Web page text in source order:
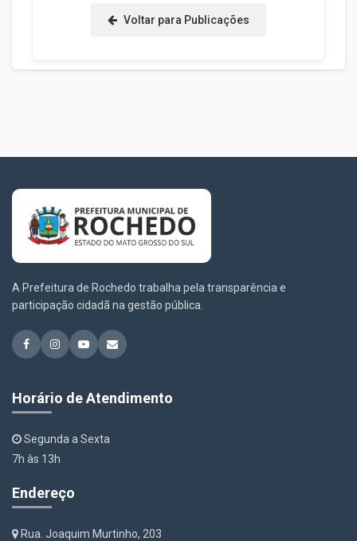
Voltar para Publicações
A Prefeitura de Rochedo trabalha pela transparência e
participação cidadã na gestão pública.
Horário de Atendimento
Segunda a Sexta
7h às 13h
Endereço
Rua. Joaquim Murtinho, 203